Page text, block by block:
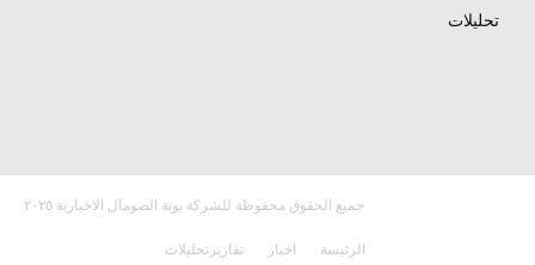
تحليلات
جميع الحقوق محفوظة للشركة بوبة الصومال الاخبارية ٢٠٢٥
الرئيسة اخبار تقارير تحليلات